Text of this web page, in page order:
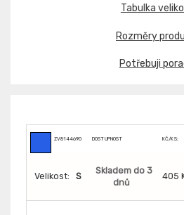
Tabulka
Rozměry
Potřebuji
ZV8144690 DOSTUPNOST KČ/KS:
Velikost: S
Skladem do 3
dnů
405